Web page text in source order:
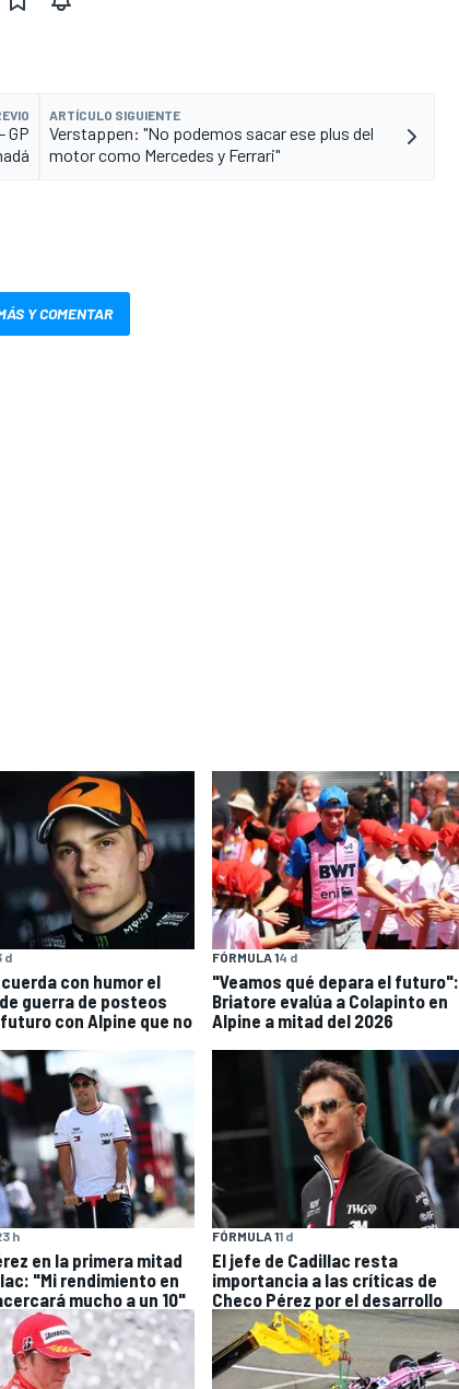
GP
ARTÍCULO SIGUIENTE
Verstappen: "No podemos sacar ese plus del
motor como Mercedes y Ferrari"
Y COMENTAR
d
con humor el
guerra de posteos
con Alpine que no
FÓRMULA 14 d
"Veamos qué depara el futuro":
Briatore evalúa a Colapinto en
Alpine a mitad del 2026
h
en la primera mitad
"Mi rendimiento en
mucho a un 10"
FÓRMULA 11 d
El jefe de Cadillac resta
importancia a las críticas de
Checo Pérez por el desarrollo